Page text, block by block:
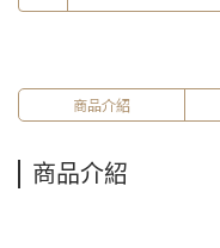
商品介紹
商品介紹